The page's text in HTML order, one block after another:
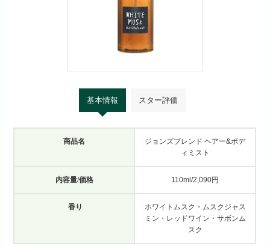
基本情報 スター評価
商品名
ジョンズブレンド ヘアー&ボデ
ィミスト
内容量/価格 110ml/2,090円
香り
ホワイトムスク・ムスクジャス
ミン・レッドワイン・サボンム
スク